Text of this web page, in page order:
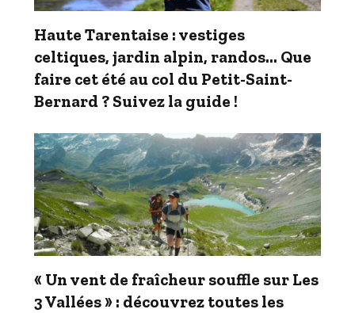
Haute Tarentaise : vestiges
celtiques, jardin alpin, randos… Que
faire cet été au col du Petit-Saint-
Bernard ? Suivez la guide !
« Un vent de fraîcheur souffle sur Les
3 Vallées » : découvrez toutes les